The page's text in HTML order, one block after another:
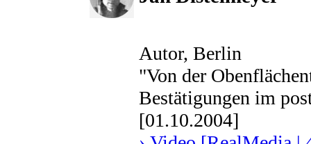
Autor, Berlin
"Von der
Bestätigungen im
[01.10.2004]